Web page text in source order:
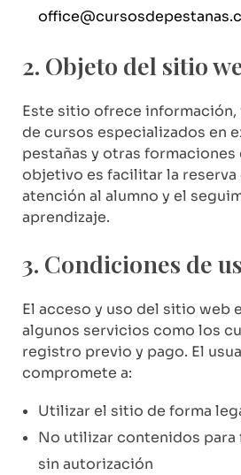
2. Objeto del sitio
Este sitio ofrece
de cursos especializados en
pestañas y otras formaciones
objetivo es facilitar la reserva
atención al alumno y el
aprendizaje.
3. Condiciones de
El acceso y uso del sitio web
algunos servicios como los
registro previo y pago. El
compromete a:
Utilizar el sitio de forma
No utilizar contenidos para
sin autorización